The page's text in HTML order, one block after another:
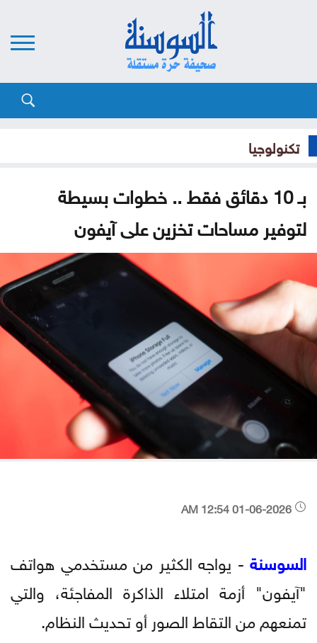
تكنولوجيا
بـ 10 دقائق فقط .. خطوات بسيطة
لتوفير مساحات تخزين على آيفون
السوسنة - يواجه الكثير من مستخدمي هواتف
"آيفون" أزمة امتلاء الذاكرة المفاجئة، والتي
تمنعهم من التقاط الصور أو تحديث النظام.